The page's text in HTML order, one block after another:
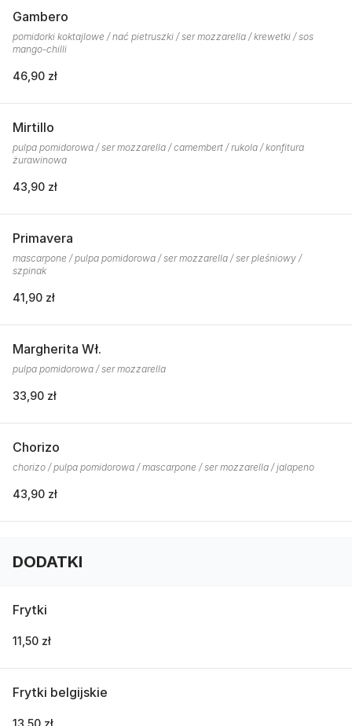
Gambero
pomidorki koktajlowe / nać pietruszki / ser mozzarella / krewetki / sos
mango-chilli
46,90 zł
Mirtillo
pulpa pomidorowa / ser mozzarella / camembert / rukola / konfitura
żurawinowa
43,90 zł
Primavera
mascarpone / pulpa pomidorowa / ser mozzarella / ser pleśniowy /
szpinak
41,90 zł
Margherita Wł.
pulpa pomidorowa / ser mozzarella
33,90 zł
Chorizo
chorizo / pulpa pomidorowa / mascarpone / ser mozzarella / jalapeno
43,90 zł
DODATKI
Frytki
11,50 zł
Frytki belgijskie
13,50 zł